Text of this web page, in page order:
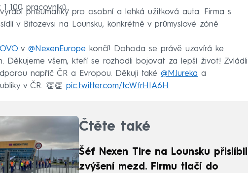
100 pracovníků..
pneumatiky pro osobní a lehká užitková auta. Firma s
v Bitozevsi na Lounsku, konkrétně v průmyslové zóně
v @NexenEurope končí! Dohoda se právě uzavírá ke
Děkujeme všem, kteří se rozhodli bojovat za lepší život! Zvládli
napříč ČR a Evropou. Děkuji také @MJureka a
v ČR. 👏👏 pic.twitter.com/tcWfrHIA6H
Čtěte také
Šéf Nexen Tire na Lounsku přislíbil
zvýšení mezd. Firmu tlačí do